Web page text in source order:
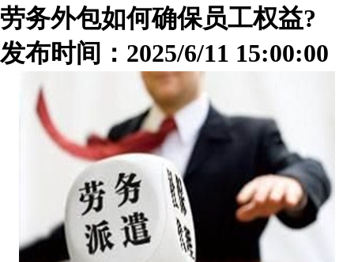
劳务外包如何确保员工权益?
发布时间：2025/6/11 15:00:00